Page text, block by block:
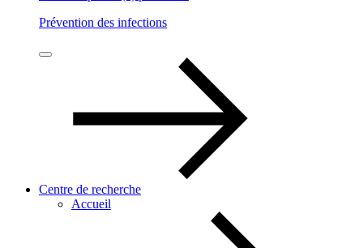
Prévention des infections
Centre de recherche
Accueil